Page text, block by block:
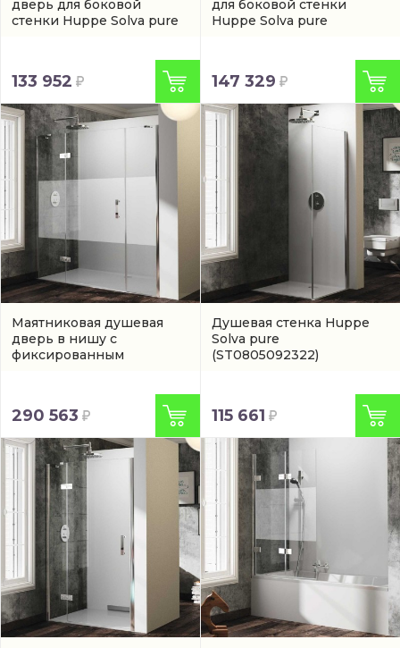
дверь для боковой
стенки Huppe Solva pure
133 952
для боковой стенки
Huppe Solva pure
147 329
Маятниковая душевая
дверь в нишу с
фиксированным
290 563
Душевая стенка Huppe
Solva pure
(ST0805092322)
115 661